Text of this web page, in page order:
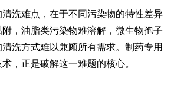
难点，在于不同污染物的特性差异
，油脂类污染物难溶解，微生物孢子
洗方式难以兼顾所有需求。制药专用
，正是破解这一难题的核心。